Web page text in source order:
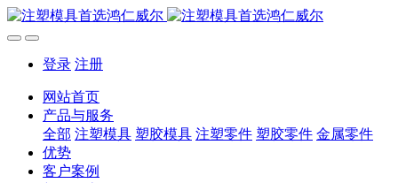
登录 注册
网站首页
产品与服务
全部 注塑模具 塑胶模具 注塑零件 塑胶零件 金属零件
优势
客户案例